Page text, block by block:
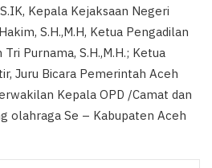
Kepala Kejaksaan Negeri
S.H.,M.H, Ketua Pengadilan
Purnama, S.H.,M.H.; Ketua
Juru Bicara Pemerintah Aceh
Kepala OPD /Camat dan
olahraga Se – Kabupaten Aceh